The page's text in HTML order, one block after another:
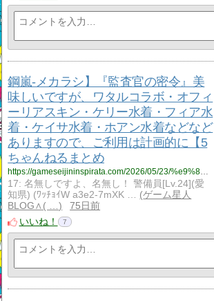
鋼嵐‐メカラシ】『監査官の密令』美
味しいですが、ワタルコラボ・オフィ
ーリアスキン・ケリー水着・フィア水
着・ケイサ水着・ホアン水着などなど
ありますので、ご利用は計画的に【5
ちゃんねるまとめ
https://gameseijininspirata.com/2026/05/23/%e9%8b%bc%e5%b5%90%e2%80%90%e3%83%a1%e3%82%ab%e3%83%a9%e3%82%b7%e3%80%91%e3%80%8e%e7%9b%a3%e6%9f%bb%e5%ae%98%e3%81%ae%e5%af%86%e4%bb%a4%e3%80%8f%e7%be%8e%e5%91%b3%e3%81%97%e3%81%84%e3%81%a7%e3%81%99/
17: 名無しですよ、名無し！ 警備員[Lv.24](愛
知県) (ﾜｯﾁｮｲW a3e2-7mXK …
ゲーム星人
BLOG∧( …
75日前
いいね！
7